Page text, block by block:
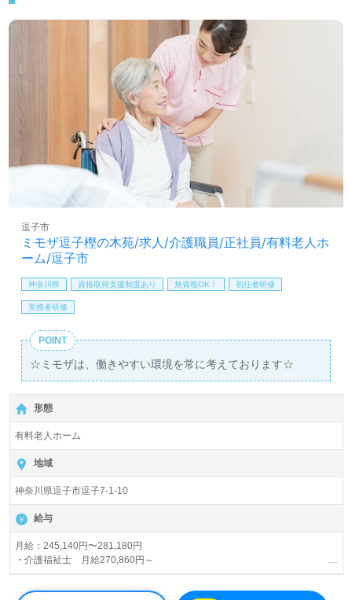
ミモザ逗子樫の木苑/求人/介護職員/正社員/有料老人ホ
ーム/逗子市
逗子市
神奈川県 資格取得支援制度あり 無資格OK！ 初任者研修
実務者研修
POINT
☆ミモザは、働きやすい環境を常に考えております☆
形態
有料老人ホーム
地域
神奈川県逗子市逗子7-1-10
給与
月給：245,140円〜281,180円
・介護福祉士 月給270,860円～
・実務者研修 月給257,140円～
・初任者研修 月給251,140円～